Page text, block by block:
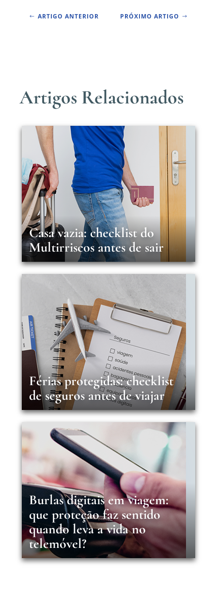
# ARTIGO ANTERIOR PRÓXIMO ARTIGO $
Artigos Relacionados
Casa vazia: checklist do
Multirriscos antes de sair
Férias protegidas: checklist
de seguros antes de viajar
Burlas digitais em viagem:
que proteção faz sentido
quando leva a vida no
telemóvel?